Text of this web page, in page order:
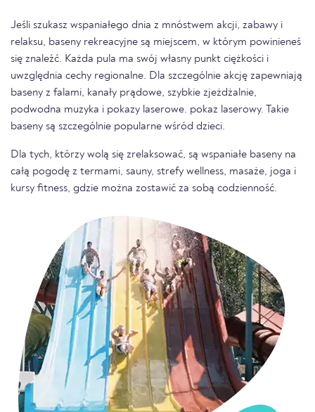
Jeśli szukasz wspaniałego dnia z mnóstwem akcji, zabawy i
relaksu, baseny rekreacyjne są miejscem, w którym powinieneś
się znaleźć. Każda pula ma swój własny punkt ciężkości i
uwzględnia cechy regionalne. Dla szczególnie akcję zapewniają
baseny z falami, kanały prądowe, szybkie zjeżdżalnie,
podwodna muzyka i pokazy laserowe. pokaz laserowy. Takie
baseny są szczególnie popularne wśród dzieci.
Dla tych, którzy wolą się zrelaksować, są wspaniałe baseny na
całą pogodę z termami, sauny, strefy wellness, masaże, joga i
kursy fitness, gdzie można zostawić za sobą codzienność.